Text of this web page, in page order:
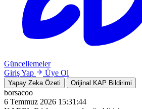
Güncellemeler
Giriş Yap
Üye Ol
Yapay Zeka Özeti Orijinal KAP Bildirimi
borsacoo
6 Temmuz 2026 15:31:44